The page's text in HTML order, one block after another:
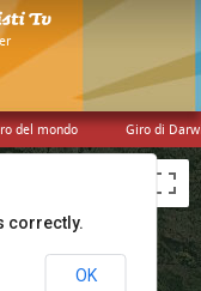
del mondo Giro di
correctly.
OK